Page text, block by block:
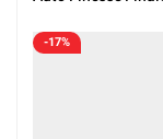
-17%